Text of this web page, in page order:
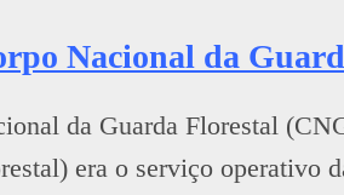
Nacional da
da Guarda Florestal
era o serviço operativo